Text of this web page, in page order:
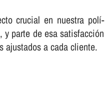
crucial en nuestra polí­
parte de esa satisfacción
ajustados a cada cliente.